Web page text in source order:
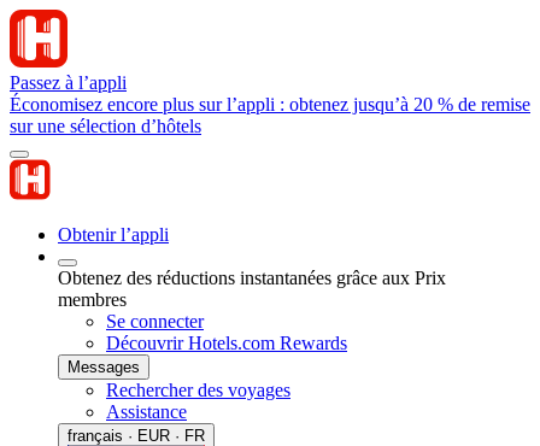
Passez à l’appli
Économisez encore plus sur l’appli : obtenez jusqu’à 20 % de remise
sur une sélection d’hôtels
Obtenir l’appli
Obtenez des réductions instantanées grâce aux Prix
membres
Se connecter
Découvrir Hotels.com Rewards
Messages
Rechercher des voyages
Assistance
français · EUR · FR